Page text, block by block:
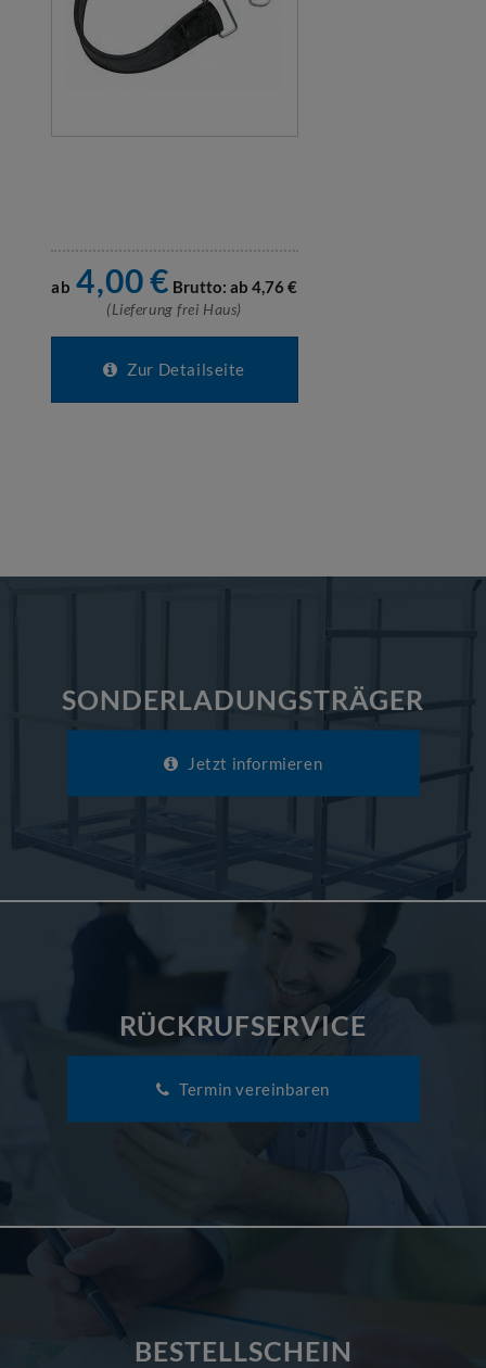
ab 4,00€ Brutto: ab 4,76€
(Lieferung frei Haus)
Zur Detailseite
SONDERLADUNGSTRÄGER
Jetzt informieren
RÜCKRUFSERVICE
Termin vereinbaren
BESTELLSCHEIN